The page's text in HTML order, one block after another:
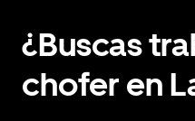
¿Buscas
chofer en